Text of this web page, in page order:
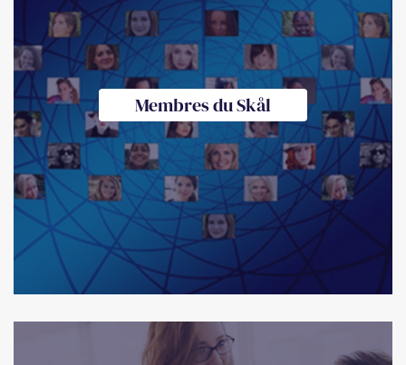
Membres du Skål